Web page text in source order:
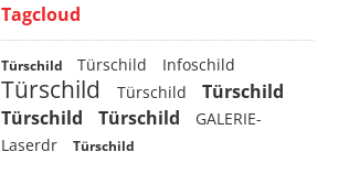
Tagcloud
Türschild Türschild Infoschild
Türschild Türschild
Türschild
Türschild
Türschild
GALERIE-
Laserdr
Türschild